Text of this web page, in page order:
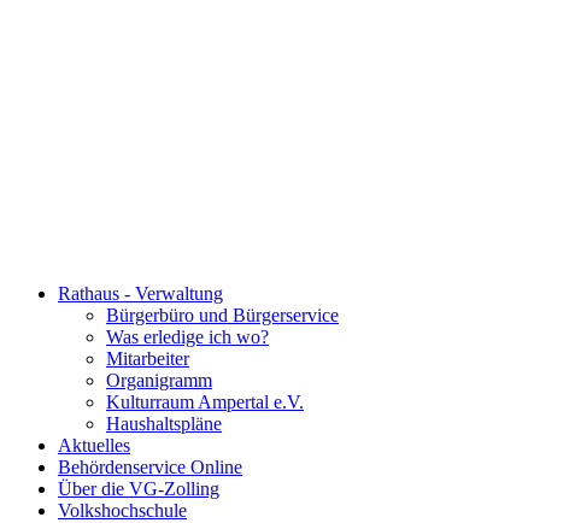
Rathaus - Verwaltung
Bürgerbüro und Bürgerservice
Was erledige ich wo?
Mitarbeiter
Organigramm
Kulturraum Ampertal e.V.
Haushaltspläne
Aktuelles
Behördenservice Online
Über die VG-Zolling
Volkshochschule